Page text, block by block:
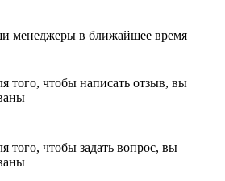
менеджеры в ближайшее время
того, чтобы написать отзыв, вы
того, чтобы задать вопрос, вы